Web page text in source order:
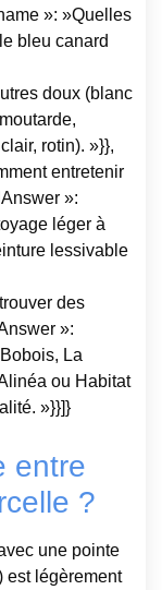
»: »Quelles
bleu canard
doux (blanc
rotin). »}},
entretenir
»:
léger à
lessivable
des
»:
La
ou Habitat
»}}]}
entre
?
une pointe
est légèrement